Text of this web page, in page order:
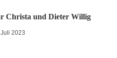
Christa und Dieter Willig
2023